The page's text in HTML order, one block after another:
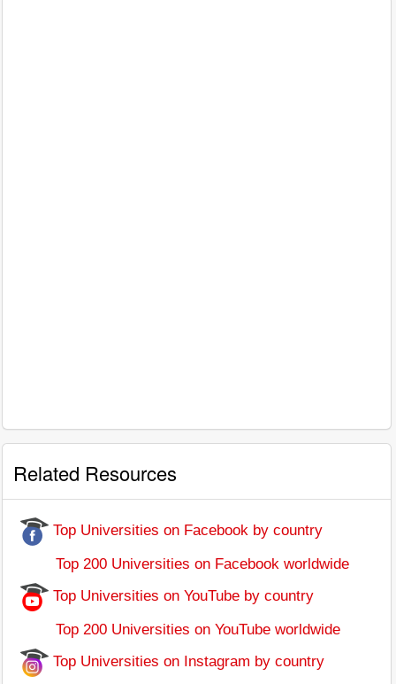
Related Resources
Top Universities on Facebook by country
Top 200 Universities on Facebook worldwide
Top Universities on YouTube by country
Top 200 Universities on YouTube worldwide
Top Universities on Instagram by country